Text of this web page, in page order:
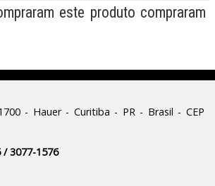
este produto compraram
- Hauer - Curitiba - PR - Brasil - CEP
/ 3077-1576